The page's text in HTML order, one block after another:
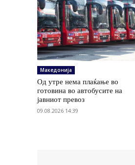
Македонија
Од утре нема плаќање во
готовина во автобусите на
јавниот превоз
09.08.2026 14:39